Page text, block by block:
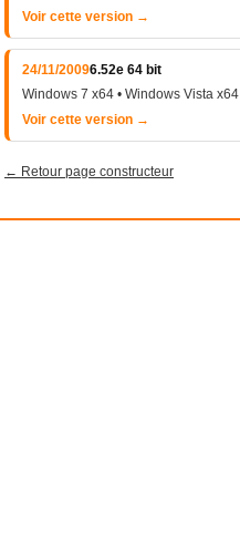
Voir cette version →
24/11/20096.52e 64 bit
Windows 7 x64 • Windows Vista x64
Voir cette version →
← Retour page constructeur